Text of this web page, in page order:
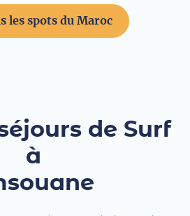
les spots du Maroc
de Surf
à